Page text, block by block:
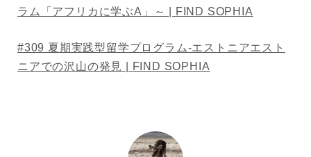
ラム「アフリカに学ぶA」～ | FIND SOPHIA
#309 夏期実践型留学プログラム-エストニアエスト
ニアでの沢山の発見 | FIND SOPHIA